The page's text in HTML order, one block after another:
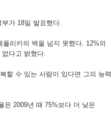
가 18일 발표했다.
리카의 벽을 넘지 못했다. 12%의
다고 밝혔다.
할 수 있는 사람이 있다면 그의 능력
은 2009년 때 75%보다 더 낮은